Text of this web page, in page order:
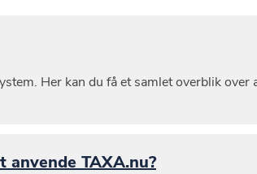
Her kan du få et samlet overblik over
anvende TAXA.nu?